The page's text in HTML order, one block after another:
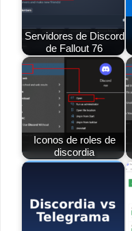
Servidores de Discord
de Fallout 76
Iconos de roles de
discordia